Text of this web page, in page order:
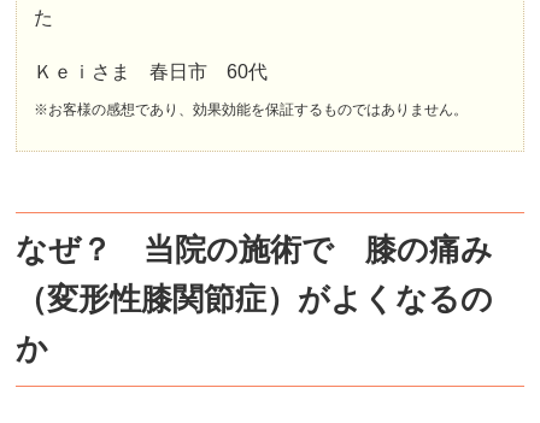
た
Ｋｅｉさま 春日市 60代
※お客様の感想であり、効果効能を保証するものではありません。
なぜ？ 当院の施術で 膝の痛み
（変形性膝関節症）がよくなるの
か